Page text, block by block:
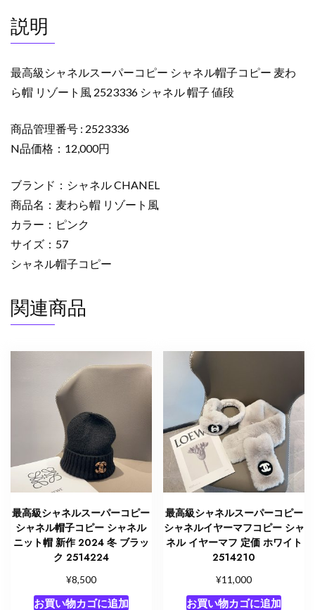
ャ
ネ
帽
子
ピ
ー
わ
ら
リ
ゾ
ー
風
2523336
ャ
個
説明
最高級シャネルスーパーコピー シャネル帽子コピー 麦わ
ら帽 リゾート風 2523336 シャネル 帽子 値段
商品管理番号 : 2523336
N品価格：12,000円
ブランド：シャネル CHANEL
商品名：麦わら帽 リゾート風
カラー：ピンク
サイズ：57
シャネル帽子コピー
関連商品
最高級シャネルスーパーコピー
シャネル帽子コピー シャネル
ニット帽 新作 2024 冬 ブラッ
ク 2514224
¥8,500
お買い物カゴに追加
最高級シャネルスーパーコピー
シャネルイヤーマフコピー シャ
ネル イヤーマフ 定価 ホワイト
2514210
¥11,000
お買い物カゴに追加